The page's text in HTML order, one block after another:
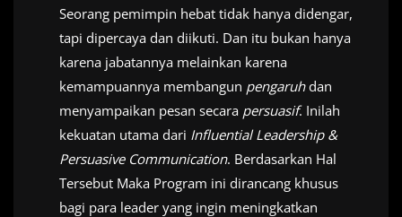
Seorang pemimpin hebat tidak hanya didengar,
tapi dipercaya dan diikuti. Dan itu bukan hanya
karena jabatannya melainkan karena
kemampuannya membangun pengaruhdan
menyampaikan pesan secara persuasif. Inilah
kekuatan utama dari Influential Leadership &
Persuasive Communication. Berdasarkan Hal
Tersebut Maka Program ini dirancang khusus
bagi para leader yang ingin meningkatkan